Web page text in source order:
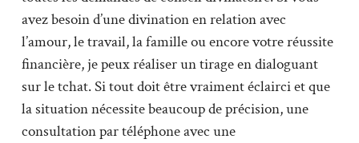
avez besoin d’une divination en relation avec
l’amour, le travail, la famille ou encore votre réussite
financière, je peux réaliser un tirage en dialoguant
sur le tchat. Si tout doit être vraiment éclairci et que
la situation nécessite beaucoup de précision, une
consultation par téléphone avec une